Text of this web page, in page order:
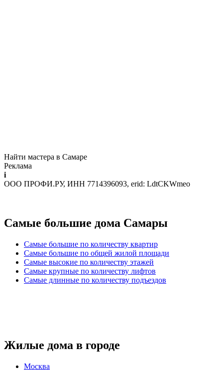
Найти мастера в Самаре
Реклама
i
ООО ПРОФИ.РУ, ИНН 7714396093, erid: LdtCKWmeo
Самые большие дома Самары
Самые большие по количеству квартир
Самые большие по общей жилой площади
Самые высокие по количеству этажей
Самые крупные по количеству лифтов
Самые длинные по количеству подъездов
Жилые дома в городе
Москва